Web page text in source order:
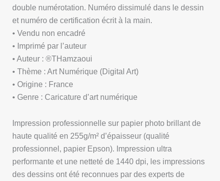
double numérotation. Numéro dissimulé dans le dessin
et numéro de certification écrit à la main.
• Vendu non encadré
• Imprimé par l’auteur
• Auteur : ®THamzaoui
• Thème : Art Numérique (Digital Art)
• Origine : France
• Genre : Caricature d’art numérique
Impression professionnelle sur papier photo brillant de
haute qualité en 255g/m² d’épaisseur (qualité
professionnel, papier Epson). Impression ultra
performante et une netteté de 1440 dpi, les impressions
des dessins ont été reconnues par des experts de